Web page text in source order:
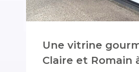
Une vitrine
Claire et Romain